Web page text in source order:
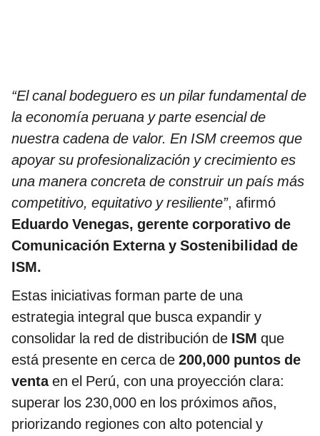
“El canal bodeguero es un pilar fundamental de
la economía peruana y parte esencial de
nuestra cadena de valor. En ISM creemos que
apoyar su profesionalización y crecimiento es
una manera concreta de construir un país más
competitivo, equitativo y resiliente”, afirmó
Eduardo Venegas, gerente corporativo de
Comunicación Externa y Sostenibilidad de
ISM.
Estas iniciativas forman parte de una
estrategia integral que busca expandir y
consolidar la red de distribución de ISM que
está presente en cerca de 200,000 puntos de
ventaen el Perú, con una proyección clara:
superar los 230,000 en los próximos años,
priorizando regiones con alto potencial y